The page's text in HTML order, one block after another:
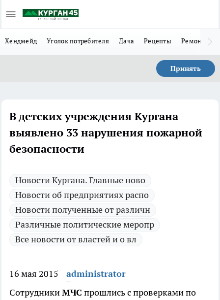
Хендмейд Уголок потребителя Дача Рецепты Ремонт
Принять
В детских учреждения Кургана
выявлено 33 нарушения пожарной
безопасности
Новости Кургана. Главные ново
Новости об предприятиях распо
Новости полученные от различн
Различные политические меропр
Все новости от властей и о вл
16 мая 2015
administrator
СотрудникиМЧС прошлись с проверками по